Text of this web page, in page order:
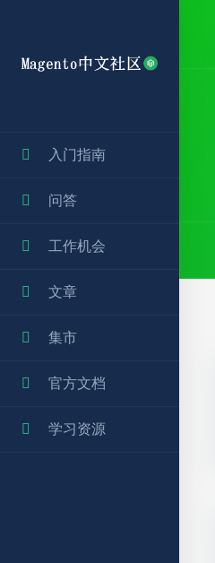
入门指南
问答
工作机会
文章
集市
官方文档
学习资源